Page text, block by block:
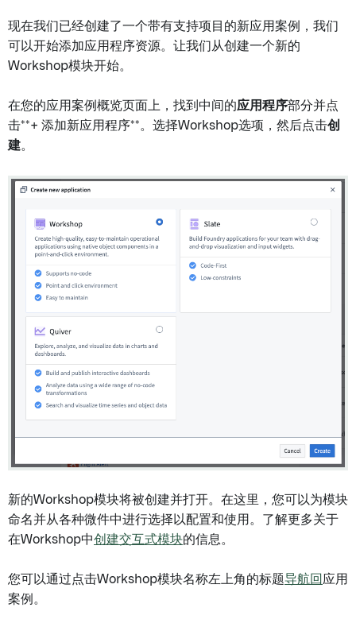
现在我们已经创建了一个带有支持项目的新应用案例，我们
可以开始添加应用程序资源。让我们从创建一个新的
Workshop模块开始。
在您的应用案例概览页面上，找到中间的应用程序部分并点
击**+ 添加新应用程序**。选择Workshop选项，然后点击创
建。
新的Workshop模块将被创建并打开。在这里，您可以为模块
命名并从各种微件中进行选择以配置和使用。了解更多关于
在Workshop中创建交互式模块的信息。
您可以通过点击Workshop模块名称左上角的标题导航回 应用
案例。